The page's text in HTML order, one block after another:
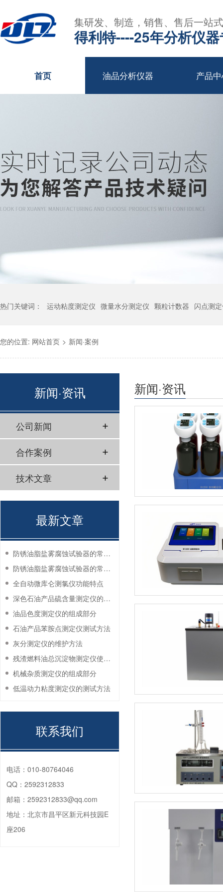
集研发、制造，销售、售后一站
得利特----25年分析仪
首页 油品分析仪器 产品
热门关键词： 运动粘度测定仪 微量水分测定仪 颗粒计数器 闪点测
您的位置: 网站首页 > 新闻·案例
新闻·资讯
新闻·资讯
公司新闻
合作案例
技术文章
最新文章
防锈油脂盐雾腐蚀试验器的常见故障与解决方法
防锈油脂盐雾腐蚀试验器的常见故障与解决方法
全自动微库仑测氯仪功能特点
深色石油产品硫含量测定仪的工作环境要求
油品色度测定仪的组成部分
石油产品苯胺点测定仪测试方法
灰分测定仪的维护方法
残渣燃料油总沉淀物测定仪使用注意事项
机械杂质测定仪的组成部分
低温动力粘度测定仪的测试方法
联系我们
电话： 010-80764046
QQ： 2592312833
邮箱： 2592312833@qq.com
地址： 北京市昌平区新元科技园E
座206